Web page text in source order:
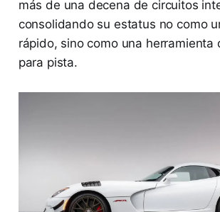
más de una decena de circuitos
consolidando su estatus no como
rápido, sino como una herramienta
para pista.